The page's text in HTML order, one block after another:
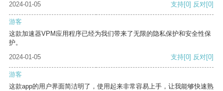
2024-01-05 支持[0] 反对[0]
游客
这款加速器VPM应用程序已经为我们带来了无限的隐私保护和安全性保
护。
2024-01-05
支持[0] 反对[0]
游客
这款app的用户界面简洁明了，使用起来非常容易上手，让我能够快速熟